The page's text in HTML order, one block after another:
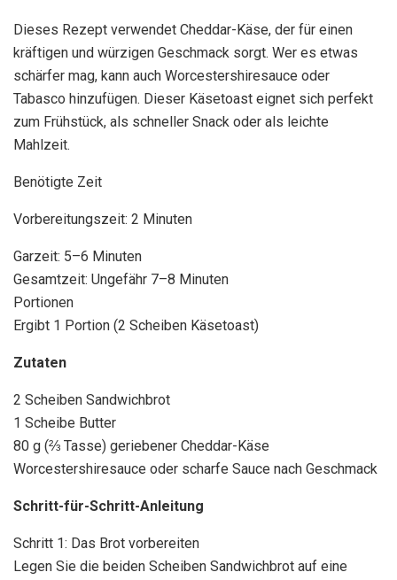
Dieses Rezept verwendet Cheddar-Käse, der für einen
kräftigen und würzigen Geschmack sorgt. Wer es etwas
schärfer mag, kann auch Worcestershiresauce oder
Tabasco hinzufügen. Dieser Käsetoast eignet sich perfekt
zum Frühstück, als schneller Snack oder als leichte
Mahlzeit.
Benötigte Zeit
Vorbereitungszeit: 2 Minuten
Garzeit: 5–6 Minuten
Gesamtzeit: Ungefähr 7–8 Minuten
Portionen
Ergibt 1 Portion (2 Scheiben Käsetoast)
Zutaten
2 Scheiben Sandwichbrot
1 Scheibe Butter
80 g (⅔ Tasse) geriebener Cheddar-Käse
Worcestershiresauce oder scharfe Sauce nach Geschmack
Schritt-für-Schritt-Anleitung
Schritt 1: Das Brot vorbereiten
Legen Sie die beiden Scheiben Sandwichbrot auf eine